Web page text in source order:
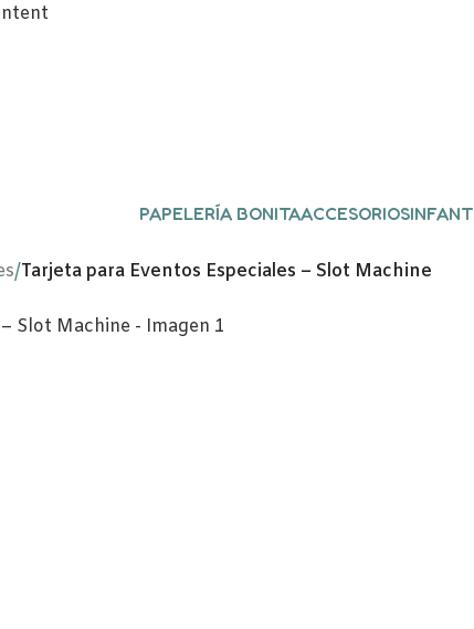
PAPELERÍA BONITAACCESORIOS
/Tarjeta para Eventos Especiales – Slot Machine